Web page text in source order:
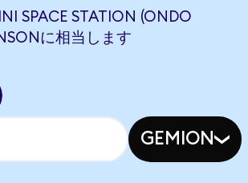
SPACE STATION (ONDO
に相当します
GEMION